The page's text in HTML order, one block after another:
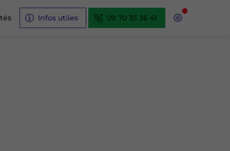
Infos utiles 09 70 35 36 41